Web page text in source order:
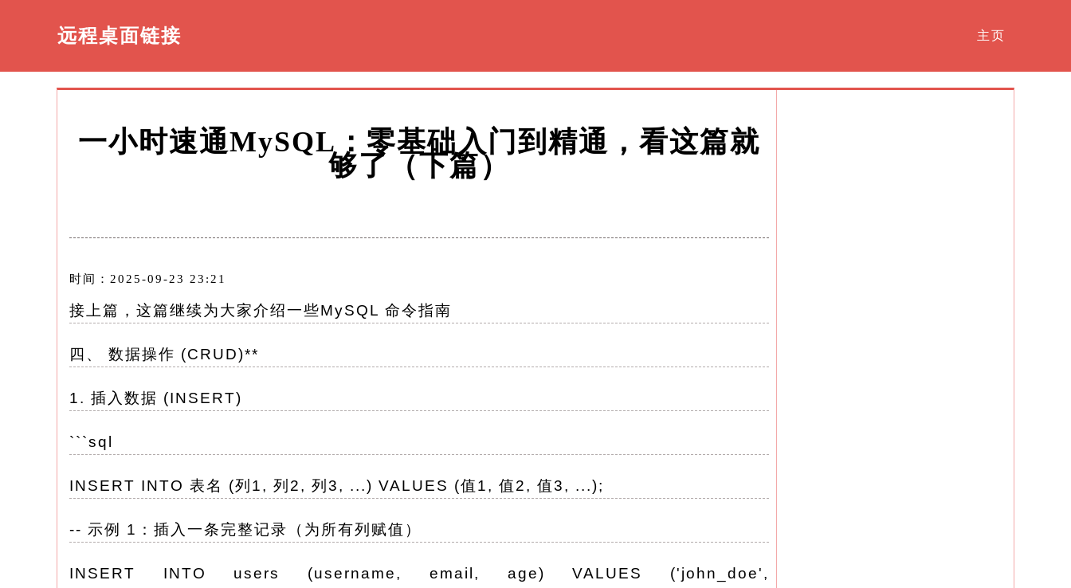
远程桌面链接 主页
一小时速通MySQL：零基础入门到精通，看这篇就
够了（下篇）
时间：2025-09-23 23:21
接上篇，这篇继续为大家介绍一些MySQL 命令指南
四、 数据操作 (CRUD)**
1. 插入数据 (INSERT)
```sql
INSERT INTO 表名 (列1, 列2, 列3, ...) VALUES (值1, 值2, 值3, ...);
-- 示例 1：插入一条完整记录（为所有列赋值）
INSERT INTO users (username, email, age) VALUES ('john_doe',